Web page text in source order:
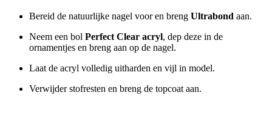
Bereid de natuurlijke nagel voor en breng Ultrabond aan.
Neem een bol Perfect Clear acryl, dep deze in de
ornamentjes en breng aan op de nagel.
Laat de acryl volledig uitharden en vijl in model.
Verwijder stofresten en breng de topcoat aan.